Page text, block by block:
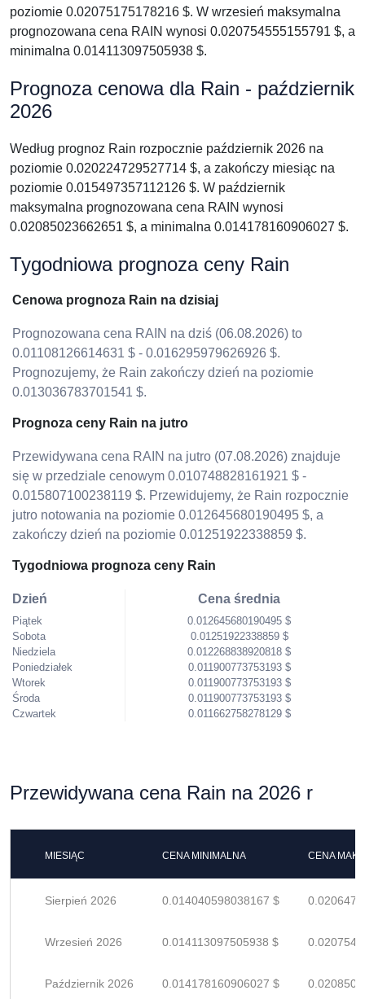
poziomie 0.02075175178216 $. W wrzesień maksymalna
prognozowana cena RAIN wynosi 0.020754555155791 $, a
minimalna 0.014113097505938 $.
Prognoza cenowa dla Rain - październik
2026
Według prognoz Rain rozpocznie październik 2026 na
poziomie 0.020224729527714 $, a zakończy miesiąc na
poziomie 0.015497357112126 $. W październik
maksymalna prognozowana cena RAIN wynosi
0.02085023662651 $, a minimalna 0.014178160906027 $.
Tygodniowa prognoza ceny Rain
Cenowa prognoza Rain na dzisiaj
Prognozowana cena RAIN na dziś (06.08.2026) to
0.01108126614631 $ - 0.016295979626926 $.
Prognozujemy, że Rain zakończy dzień na poziomie
0.013036783701541 $.
Prognoza ceny Rain na jutro
Przewidywana cena RAIN na jutro (07.08.2026) znajduje
się w przedziale cenowym 0.010748828161921 $ -
0.015807100238119 $. Przewidujemy, że Rain rozpocznie
jutro notowania na poziomie 0.012645680190495 $, a
zakończy dzień na poziomie 0.01251922338859 $.
Tygodniowa prognoza ceny Rain
Dzień
Piątek
Sobota
Niedziela
Poniedziałek
Wtorek
Środa
Czwartek
Cena średnia
0.012645680190495 $
0.01251922338859 $
0.012268838920818 $
0.011900773753193 $
0.011900773753193 $
0.011900773753193 $
0.011662758278129 $
Przewidywana cena Rain na 2026 r
MIESIĄC CENA MINIMALNA CENA
Sierpień 2026 0.014040598038167 $
Wrzesień 2026 0.014113097505938 $
Październik 2026 0.014178160906027 $